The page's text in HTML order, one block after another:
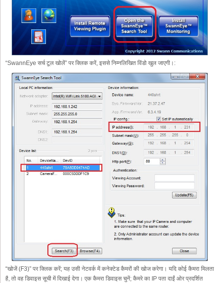
“SwannEye सर्च टूल खोलें” पर क्लिक करें, इससे निम्नलिखित विंडो खुल जाएगी।:
“खोजें (F3)” पर क्लिक करें; यह उसी नेटवर्क में कनेक्टेड कैमरों की खोज करेगा। यदि कोई कैमरा मिलता
है, तो वह डिवाइस सूची में दिखाई देगा। एक कैमरा डिवाइस चुनें; कैमरे का IP पता दाईं ओर प्रदर्शित